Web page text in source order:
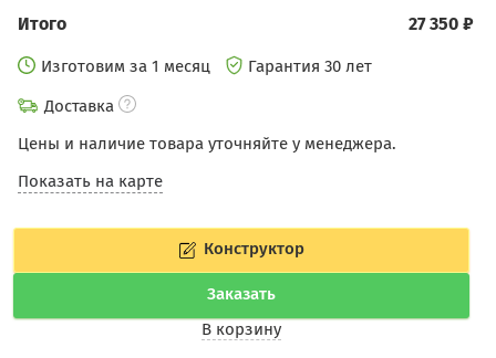
27 350 ₽
Итого
Изготовим за 1 месяц
Гарантия 30 лет
Доставка
Цены и наличие товара уточняйте у менеджера.
Показать на карте
Конструктор
Заказать
В корзину